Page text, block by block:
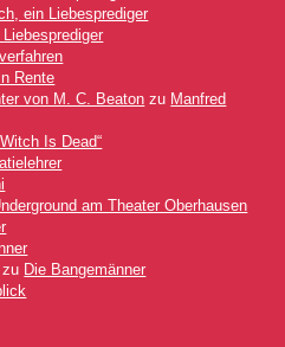
ein Liebesprediger
Rente
von M. C. Beaton zu Manfred
Is Dead“
am Theater Oberhausen
zu Die Bangemänner